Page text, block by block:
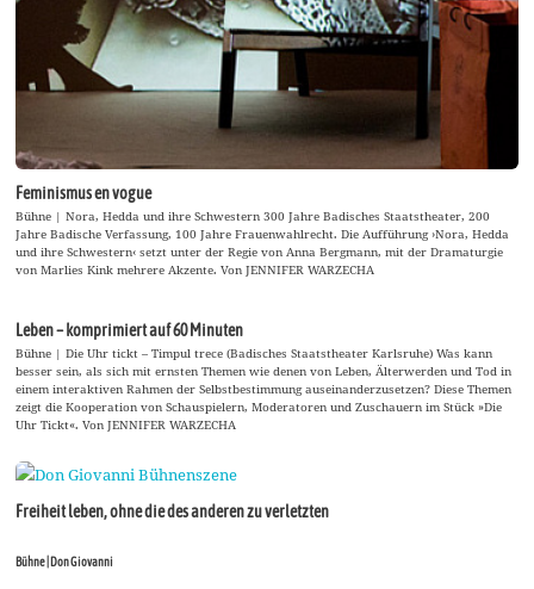
Feminismus en vogue
Bühne | Nora, Hedda und ihre Schwestern 300 Jahre Badisches Staatstheater, 200
Jahre Badische Verfassung, 100 Jahre Frauenwahlrecht. Die Aufführung ›Nora, Hedda
und ihre Schwestern‹ setzt unter der Regie von Anna Bergmann, mit der Dramaturgie
von Marlies Kink mehrere Akzente. Von JENNIFER WARZECHA
Leben – komprimiert auf 60 Minuten
Bühne | Die Uhr tickt – Timpul trece (Badisches Staatstheater Karlsruhe) Was kann
besser sein, als sich mit ernsten Themen wie denen von Leben, Älterwerden und Tod in
einem interaktiven Rahmen der Selbstbestimmung auseinanderzusetzen? Diese Themen
zeigt die Kooperation von Schauspielern, Moderatoren und Zuschauern im Stück »Die
Uhr Tickt«. Von JENNIFER WARZECHA
Freiheit leben, ohne die des anderen zu verletzten
Bühne | Don Giovanni